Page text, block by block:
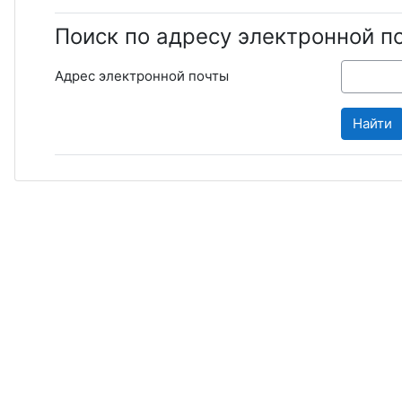
Поиск по адресу электронной
Адрес электронной почты